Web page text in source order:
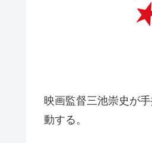
映画監督三池崇史が
動する。